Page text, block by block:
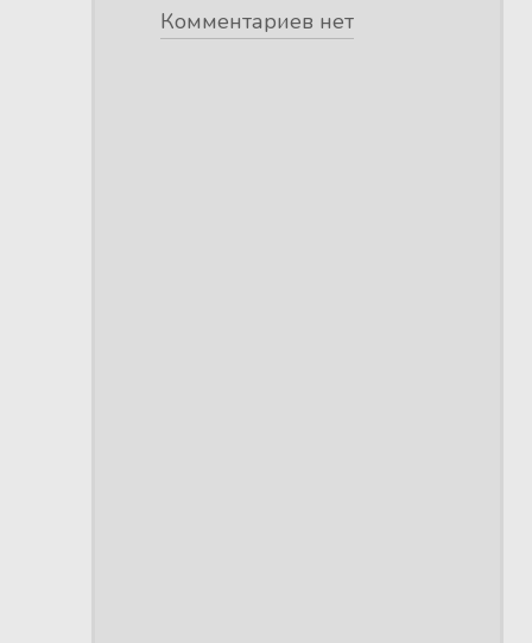
Комментариев нет